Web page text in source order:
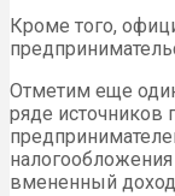
Кроме того,
Отметим еще
ряде источников
вмененный